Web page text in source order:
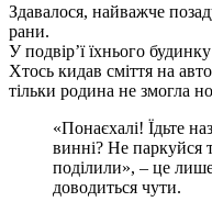
Здавалося, найважче
рани.
У подвір’ї їхнього
Хтось кидав сміття на
тільки родина не змогла
«Понаєхалі! Їдьте
винні? Не паркуйся
поділили», – це
доводиться чути.